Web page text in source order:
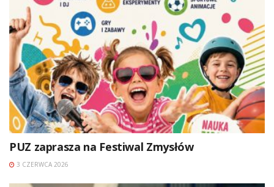
PUZ zaprasza na Festiwal Zmysłów
3 CZERWCA 2026